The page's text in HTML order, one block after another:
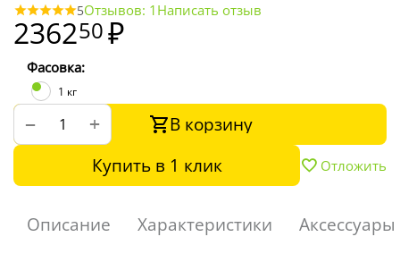
5Отзывов: 1 Написать отзыв
236250₽
Фасовка:
1 кг
+
−
В корзину
Купить в 1 клик
Отложить
Описание Характеристики Аксессуары